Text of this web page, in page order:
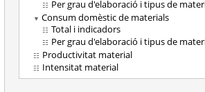
Per grau d'elaboració i tipus de
Consum domèstic de materials
Total i indicadors
Per grau d'elaboració i tipus de
Productivitat material
Intensitat material